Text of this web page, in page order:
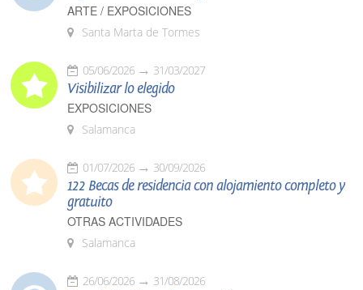
ARTE / EXPOSICIONES
Santa Marta de Tormes
05/06/2026 31/03/2027
Visibilizar lo elegido
EXPOSICIONES
Salamanca
01/07/2026 30/09/2026
122 Becas de residencia con alojamiento completo y
gratuito
OTRAS ACTIVIDADES
Salamanca
26/06/2026 31/08/2026